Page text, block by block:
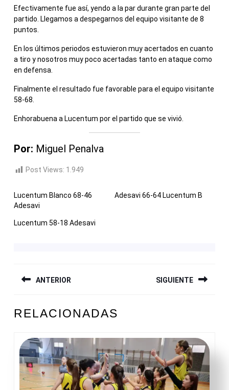
Efectivamente fue así, yendo a la par durante gran parte del
partido. Llegamos a despegarnos del equipo visitante de 8
puntos.
En los últimos periodos estuvieron muy acertados en cuanto
a tiro y nosotros muy poco acertadas tanto en ataque como
en defensa.
Finalmente el resultado fue favorable para el equipo visitante
58-68.
Enhorabuena a Lucentum por el partido que se vivió.
Por: Miguel Penalva
Post Views: 1.949
Lucentum Blanco 68-46
Adesavi
Adesavi 66-64 Lucentum B
Lucentum 58-18 Adesavi
DE
ANTERIOR
anterior:
SIGUIENTE
entrada:
RELACIONADAS